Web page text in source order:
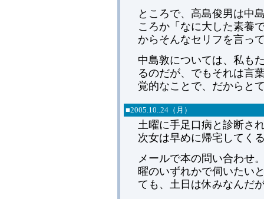
ところで、高島俊男は中
ころか「なに大した素養
からそんなセリフを言っ
中島敦については、私も
るのだが、でもそれは言
覚的なことで、だからと
■2005.10..24（月）
土曜に手足口病と診断さ
次女は早めに帰宅してく
メールで本の問い合わせ
曜のいずれかで伺いたい
ても、土日は休みなんだ